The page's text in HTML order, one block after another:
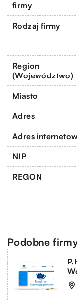
firmy
Rodzaj firmy
Region
(Województwo)
Miasto
Adres
Adres
NIP
REGON
Podobne